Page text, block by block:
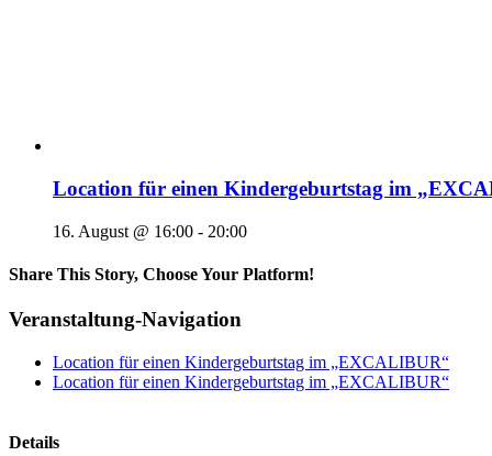
Location für einen Kindergeburtstag im
16. August @ 16:00 - 20:00
Share This Story, Choose Your Platform!
Veranstaltung-Navigation
Location für einen Kindergeburtstag im „EXCALIBUR“
Location für einen Kindergeburtstag im „EXCALIBUR“
Details